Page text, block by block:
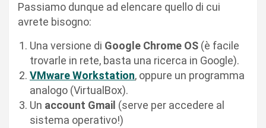
Passiamo dunque ad elencare quello di cui
avrete bisogno:
Una versione di Google Chrome OS (è facile
trovarle in rete, basta una ricerca in Google).
VMware Workstation, oppure un programma
analogo (VirtualBox).
Un account Gmail (serve per accedere al
sistema operativo!)